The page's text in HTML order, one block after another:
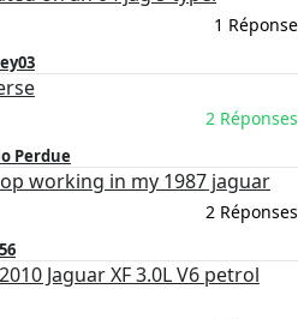
1 Réponse
2 Réponses
Perdue
working in my 1987 jaguar
2 Réponses
Jaguar XF 3.0L V6 petrol